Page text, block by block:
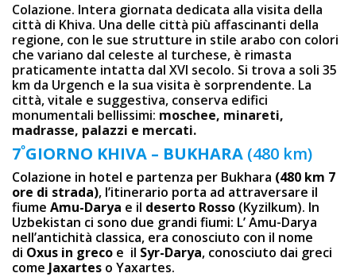
Colazione. Intera giornata dedicata alla visita della
città di Khiva. Una delle città più affascinanti della
regione, con le sue strutture in stile arabo con colori
che variano dal celeste al turchese, è rimasta
praticamente intatta dal XVI secolo. Si trova a soli 35
km da Urgench e la sua visita è sorprendente. La
città, vitale e suggestiva, conserva edifici
monumentali bellissimi: moschee, minareti,
madrasse, palazzi e mercati.
7ºGIORNO KHIVA – BUKHARA (480 km)
Colazione in hotel e partenza per Bukhara (480 km 7
ore di strada), l’itinerario porta ad attraversare il
fiume Amu-Darya e il deserto Rosso (Kyzilkum). In
Uzbekistan ci sono due grandi fiumi: L’ Amu-Darya
nell’antichità classica, era conosciuto con il nome
di Oxus in greco e il Syr-Darya, conosciuto dai greci
come Jaxartes o Yaxartes.